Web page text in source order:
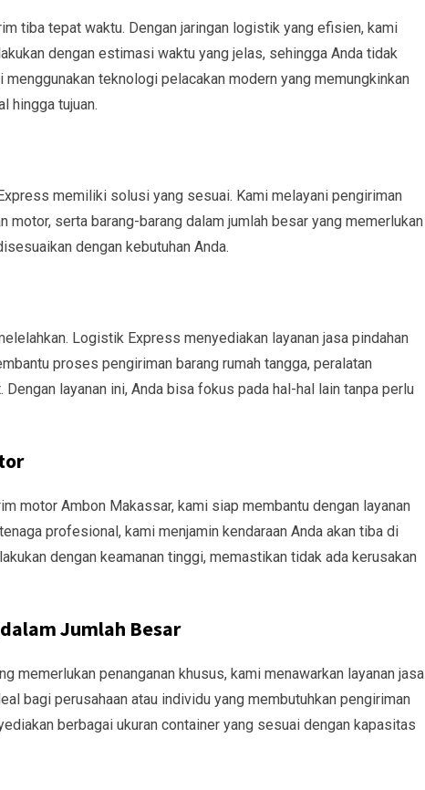
tiba tepat waktu. Dengan jaringan logistik yang efisien, kami
dengan estimasi waktu yang jelas, sehingga Anda tidak
teknologi pelacakan modern yang memungkinkan
hingga tujuan.
memiliki solusi yang sesuai. Kami melayani pengiriman
serta barang-barang dalam jumlah besar yang memerlukan
dengan kebutuhan Anda.
Logistik Express menyediakan layanan jasa pindahan
proses pengiriman barang rumah tangga, peralatan
layanan ini, Anda bisa fokus pada hal-hal lain tanpa perlu
motor Ambon Makassar, kami siap membantu dengan layanan
profesional, kami menjamin kendaraan Anda akan tiba di
dengan keamanan tinggi, memastikan tidak ada kerusakan
Jumlah Besar
memerlukan penanganan khusus, kami menawarkan layanan jasa
bagi perusahaan atau individu yang membutuhkan pengiriman
berbagai ukuran container yang sesuai dengan kapasitas